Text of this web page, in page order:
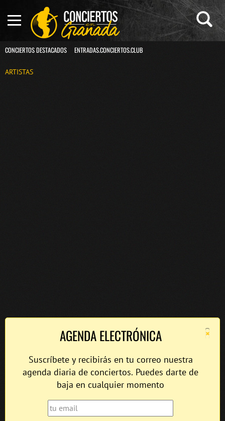
CONCIERTOS DESTACADOS ENTRADAS.CONCIERTOS.CLUB
ARTISTAS
×
AGENDA ELECTRÓNICA
Suscríbete y recibirás en tu correo nuestra
agenda diaria de conciertos. Puedes darte de
baja en cualquier momento